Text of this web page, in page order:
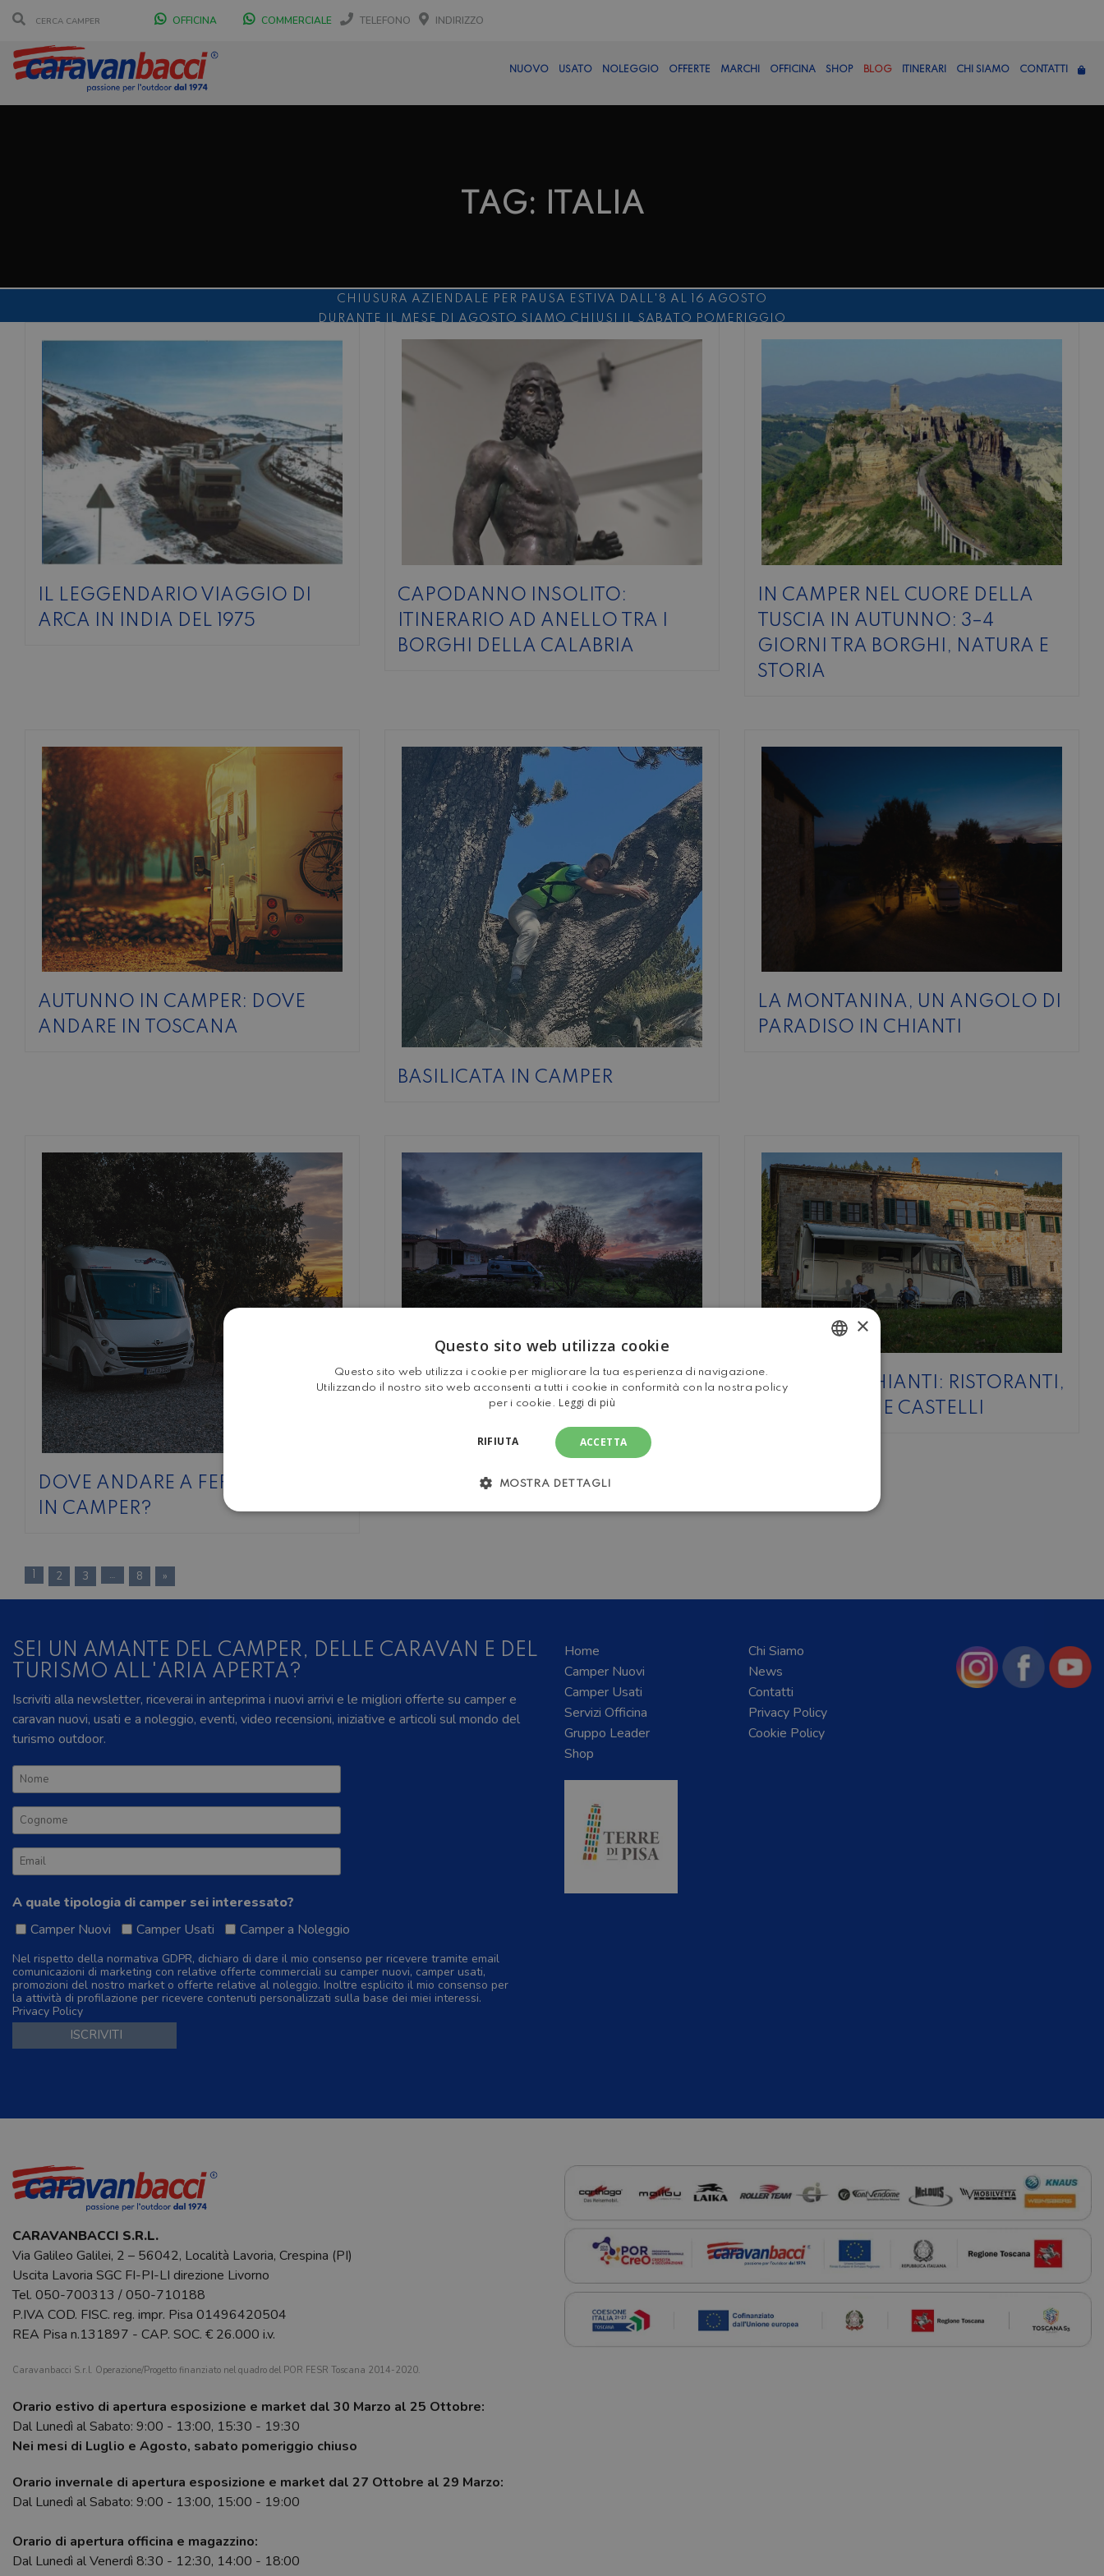
OFFICINA COMMERCIALE TELEFONO INDIRIZZO
NUOVO USATO NOLEGGIO OFFERTE MARCHI OFFICINA SHOP BLOG ITINERARI CHI SIAMO CONTATTI
TAG: ITALIA
CHIUSURA AZIENDALE PER PAUSA ESTIVA DALL'8 AL 16 AGOSTO
DURANTE IL MESE DI AGOSTO SIAMO CHIUSI IL SABATO POMERIGGIO
SCONTO 10%NOLEGGIO ENTRO IL 31.08PER I NOLEGGI DI SETTEMBRE
IL LEGGENDARIO VIAGGIO DI
ARCA IN INDIA DEL 1975
CAPODANNO INSOLITO:
ITINERARIO AD ANELLO TRA I
BORGHI DELLA CALABRIA
IN CAMPER NEL CUORE DELLA
TUSCIA IN AUTUNNO: 3–4
GIORNI TRA BORGHI, NATURA E
STORIA
AUTUNNO IN CAMPER: DOVE
ANDARE IN TOSCANA
BASILICATA IN CAMPER
LA MONTANINA, UN ANGOLO DI
PARADISO IN CHIANTI
DOVE ANDARE A FERRAGOSTO
IN CAMPER?
PODERE PATERNO, IL GELATO DI
PECORA A MONTEROTONDO
GAIOLE IN CHIANTI: RISTORANTI,
AGRITURISMI E CASTELLI
2 3 8 »
SEI UN AMANTE DEL CAMPER, DELLE CARAVAN E DEL
TURISMO ALL'ARIA APERTA?
Iscriviti alla newsletter, riceverai in anteprima i nuovi arrivi e le migliori offerte su camper e
caravan nuovi, usati e a noleggio, eventi, video recensioni, iniziative e articoli sul mondo del
turismo outdoor.
A quale tipologia di camper sei interessato?
Camper Nuovi
Camper Usati Camper a Noleggio
Nel rispetto della normativa GDPR, dichiaro di dare il mio consenso per ricevere tramite email
comunicazioni di marketing con relative offerte commerciali su camper nuovi, camper usati,
promozioni del nostro market o offerte relative al noleggio. Inoltre esplicito il mio consenso per
la attività di profilazione per ricevere contenuti personalizzati sulla base dei miei interessi.
Privacy Policy
Home
Camper Nuovi
Camper Usati
Servizi Officina
Gruppo Leader
Shop
Chi Siamo
News
Contatti
Privacy Policy
Cookie Policy
CARAVANBACCI S.R.L.
Via Galileo Galilei, 2 – 56042, Località Lavoria, Crespina (PI)
Uscita Lavoria SGC FI-PI-LI direzione Livorno
Tel. 050-700313 /050-710188
P.IVA COD. FISC. reg. impr. Pisa 01496420504
REA Pisa n.131897 - CAP. SOC. € 26.000 i.v.
Caravanbacci S.r.l. Operazione/Progetto finanziato nel quadro del POR FESR Toscana 2014-2020.
Orario estivo di apertura esposizione e market dal 30 Marzo al 25 Ottobre:
Dal Lunedì al Sabato: 9:00 - 13:00, 15:30 - 19:30
Nei mesi di Luglio e Agosto, sabato pomeriggio chiuso
Orario invernale di apertura esposizione e market dal 27 Ottobre al 29 Marzo:
Dal Lunedì al Sabato: 9:00 - 13:00, 15:00 - 19:00
Orario di apertura officina e magazzino:
Dal Lunedì al Venerdì 8:30 - 12:30, 14:00 - 18:00
×
Questo sito web utilizza cookie
Questo sito web utilizza i cookie per migliorare la tua esperienza di navigazione.
Utilizzando il nostro sito web acconsenti a tutti i cookie in conformità con la nostra policy
per i cookie.
Leggi di più
ACCETTA
RIFIUTA
MOSTRA DETTAGLI